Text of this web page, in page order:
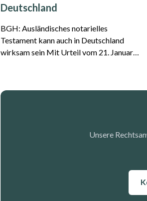
Deutschland
BGH: Ausländisches notarielles
Testament kann auch in Deutschland
wirksam sein Mit Urteil vom 21. Januar
Unsere